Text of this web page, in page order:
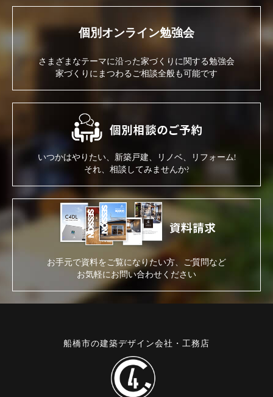
個別オンライン勉強会
さまざまなテーマに沿った家づくりに関する勉強会
家づくりにまつわるご相談全般も可能です
いつかはやりたい、新築戸建、リノベ、リフォーム!
それ、相談してみませんか?
お手元で資料をご覧になりたい方、ご質問など
お気軽にお問い合わせください
船橋市の建築デザイン会社・工務店